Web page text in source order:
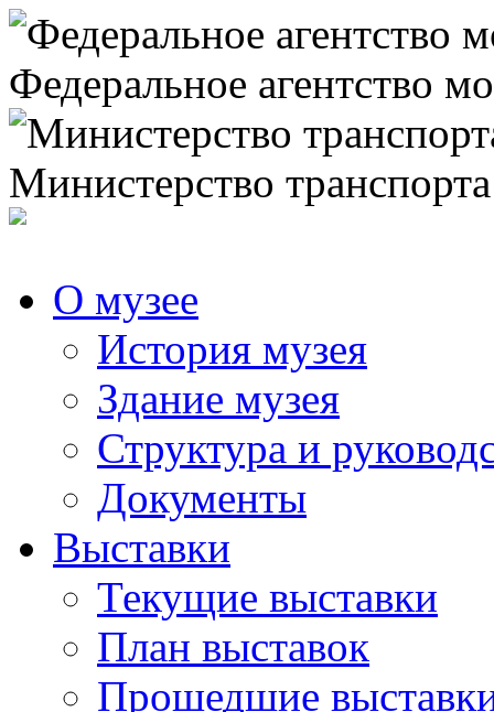
Федеральное агентство
Министерство
О музее
История музея
Здание музея
Структура и
Документы
Выставки
Текущие выставки
План выставок
Прошедшие